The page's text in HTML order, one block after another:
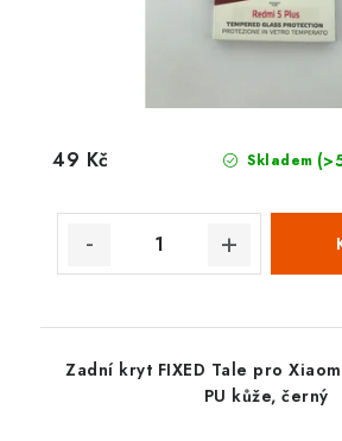
Skladem
49 Kč
Zadní kryt FIXED Tale pro
PU kůže, černý